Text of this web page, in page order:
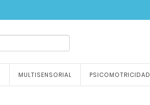
MULTISENSORIAL PSICOMOTRICIDAD